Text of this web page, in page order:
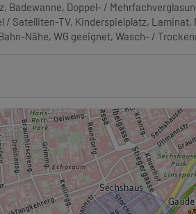
Badewanne Doppel- /
/ Satelliten-TV Kinderspielplatz Laminat
Nähe WG geeignet Wasch- /